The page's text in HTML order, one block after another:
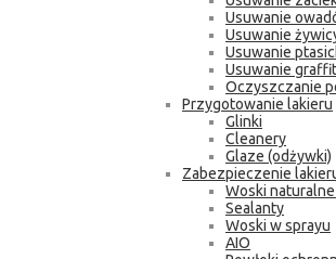
Usuwanie
Usuwanie
Usuwanie
Usuwanie
Oczyszczanie
Przygotowanie lakieru
Glinki
Cleanery
Glaze (odżywki)
Zabezpieczenie
Woski
Sealanty
Woski w sprayu
AIO